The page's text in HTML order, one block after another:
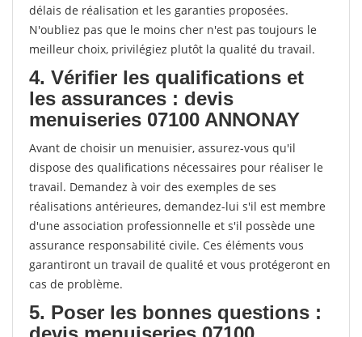
délais de réalisation et les garanties proposées.
N'oubliez pas que le moins cher n'est pas toujours le
meilleur choix, privilégiez plutôt la qualité du travail.
4. Vérifier les qualifications et
les assurances : devis
menuiseries 07100 ANNONAY
Avant de choisir un menuisier, assurez-vous qu'il
dispose des qualifications nécessaires pour réaliser le
travail. Demandez à voir des exemples de ses
réalisations antérieures, demandez-lui s'il est membre
d'une association professionnelle et s'il possède une
assurance responsabilité civile. Ces éléments vous
garantiront un travail de qualité et vous protégeront en
cas de problème.
5. Poser les bonnes questions :